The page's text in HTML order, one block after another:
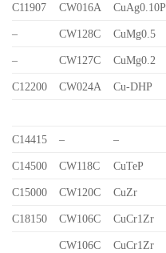
C11907 CW016A CuAg0.10P
– CW128C CuMg0.5
– CW127C CuMg0.2
C12200 CW024A Cu-DHP
C14415 – –
C14500 CW118C CuTeP
C15000 CW120C CuZr
C18150 CW106C CuCr1Zr
CW106C CuCr1Zr